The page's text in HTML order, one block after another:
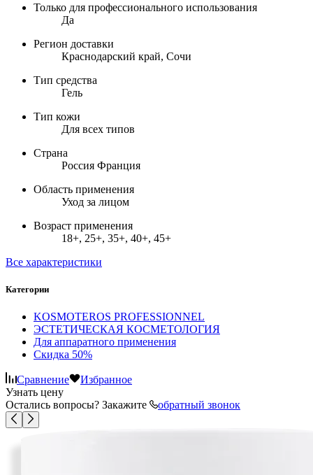
Только для профессионального использования
Да
Регион доставки
Краснодарский край, Сочи
Тип средства
Гель
Тип кожи
Для всех типов
Страна
Россия Франция
Область применения
Уход за лицом
Возраст применения
18+, 25+, 35+, 40+, 45+
Все характеристики
Категории
KOSMOTEROS PROFESSIONNEL
ЭСТЕТИЧЕСКАЯ КОСМЕТОЛОГИЯ
Для аппаратного применения
Скидка 50%
Сравнение
Избранное
Узнать цену
Остались вопросы? Закажите
обратный звонок